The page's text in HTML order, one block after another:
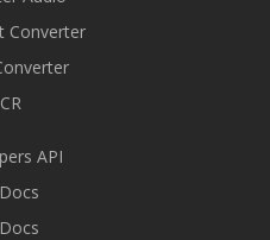
Converter
API